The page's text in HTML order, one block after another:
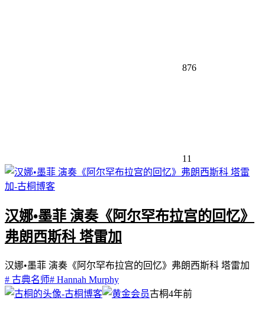
876
11
汉娜•墨菲 演奏《阿尔罕布拉宫的回忆》
弗朗西斯科 塔雷加
汉娜•墨菲 演奏《阿尔罕布拉宫的回忆》弗朗西斯科 塔雷加
# 古典名师# Hannah Murphy
古桐4年前